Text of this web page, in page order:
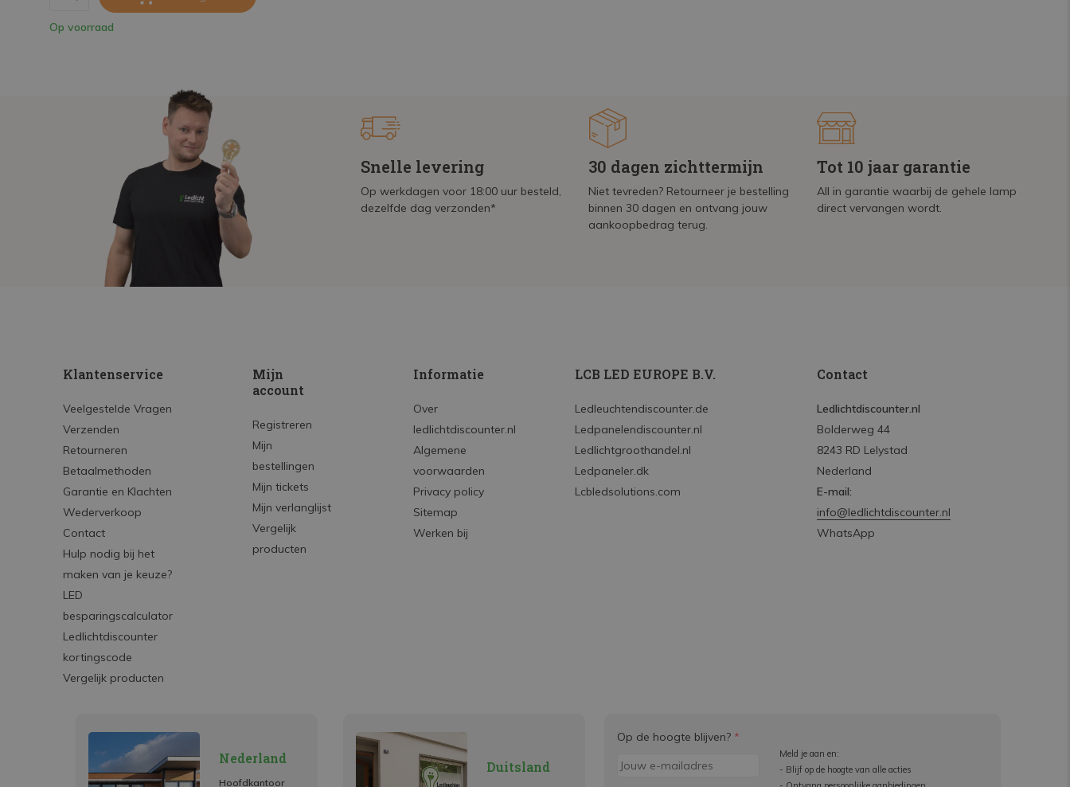
Op voorraad
Snelle levering
Op werkdagen voor 18:00 uur besteld,
dezelfde dag verzonden*
30 dagen zichttermijn
Niet tevreden? Retourneer je bestelling
binnen 30 dagen en ontvang jouw
aankoopbedrag terug.
Tot 10 jaar garantie
All in garantie waarbij de gehele lamp
direct vervangen wordt.
Klantenservice
Veelgestelde Vragen
Verzenden
Retourneren
Betaalmethoden
Garantie en Klachten
Wederverkoop
Contact
Hulp nodig bij het
maken van je keuze?
LED
besparingscalculator
Ledlichtdiscounter
kortingscode
Vergelijk producten
Mijn
account
Registreren
Mijn
bestellingen
Mijn tickets
Mijn verlanglijst
Vergelijk
producten
Informatie
Over
ledlichtdiscounter.nl
Algemene
voorwaarden
Privacy policy
Sitemap
Werken bij
LCB LED EUROPE B.V.
Ledleuchtendiscounter.de
Ledpanelendiscounter.nl
Ledlichtgroothandel.nl
Ledpaneler.dk
Lcbledsolutions.com
Contact
Ledlichtdiscounter.nl
Bolderweg 44
8243 RD Lelystad
Nederland
E-mail:
info@ledlichtdiscounter.nl
WhatsApp
Nederland
Hoofdkantoor
Duitsland
Op de hoogte blijven? *
Meld je aan en:
- Blijf op de hoogte van alle acties